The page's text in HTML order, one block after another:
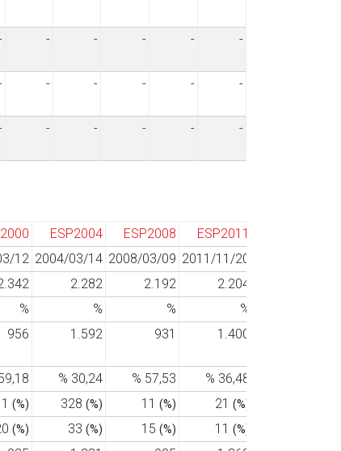
- - - - -
- - - - -
- - - - -
ESP2004 ESP2008 ESP2011
12 2004/03/14 2008/03/09 2011/11/20
2.282 2.192 2.204
% % % %
956 1.592 931 1.400
% 30,24 % 57,53 % 36,48
(%) 328 (%) 11 (%) 21 (%)
(%) 33 (%) 15 (%) 11 (%)